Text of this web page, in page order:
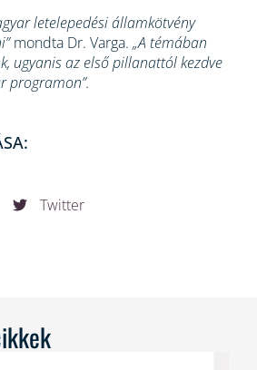
letelepedési államkötvény
mondta Dr. Varga.„A témában
ugyanis az első pillanattól kezdve
programon”.
Twitter